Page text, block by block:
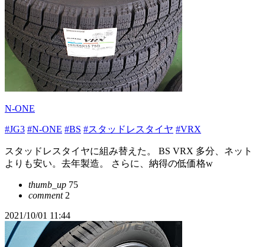
N-ONE
#JG3 #N-ONE #BS #スタッドレスタイヤ #VRX
スタッドレスタイヤに組み替えた。 BS VRX 多分、ネット
よりも安い。去年製造。 さらに、納得の低価格w
thumb_up 75
comment2
2021/10/01 11:44